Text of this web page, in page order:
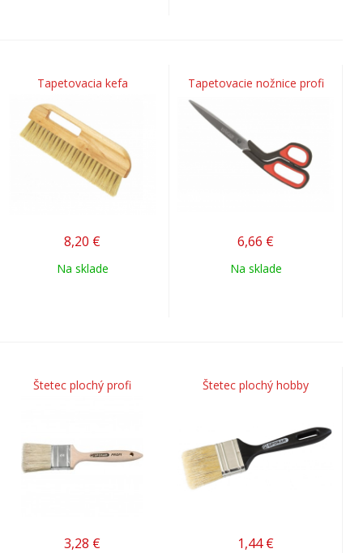
Tapetovacia kefa
8,20 €
Na sklade
Tapetovacie nožnice profi
6,66 €
Na sklade
Štetec plochý profi
3,28 €
Štetec plochý hobby
1,44 €